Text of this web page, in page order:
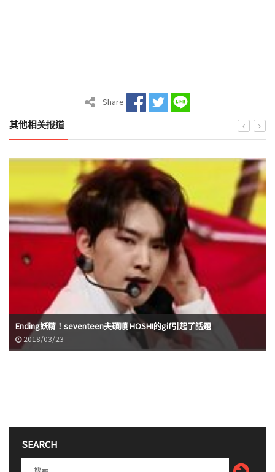
Share
其他相关报道
Ending妖精！seventeen夫碩順 HOSHI的gif引起了話題
2018/03/23
SEARCH